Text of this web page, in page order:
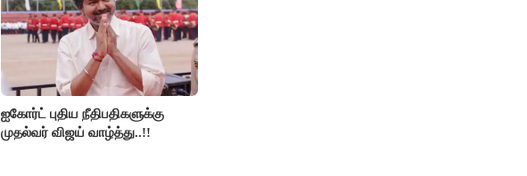
ஐகோர்ட் புதிய நீதிபதிகளுக்கு
முதல்வர் விஜய் வாழ்த்து..!!